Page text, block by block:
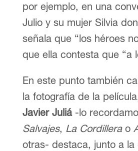
por ejemplo, en una
Julio y su mujer Silvia
señala que “los héroes
que ella contesta que “a
En este punto también
la fotografía de la
Javier Juliá -lo
Salvajes, La Cordillerao
otras- destaca, junto a